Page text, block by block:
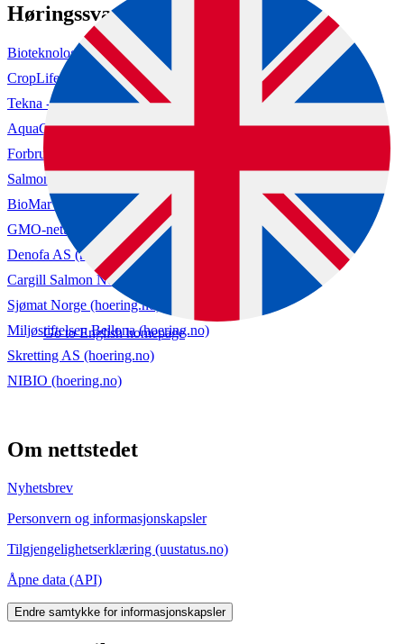
Go to English homepage
Høringssvar
Bioteknologirådet (hoering.no)
CropLife Europe (hoering.no)
Tekna - Teknisk-naturvitenskapelig forening (hoering.no)
AquaGen AS (hoering.no)
Forbrukerrådet (hoering.no)
Salmon Group As (hoering.no)
BioMar AS (hoering.no)
GMO-nettverket (hoering.no)
Denofa AS (hoering.no)
Cargill Salmon Norge (hoering.no)
Sjømat Norge (hoering.no)
Miljøstiftelsen Bellona (hoering.no)
Skretting AS (hoering.no)
NIBIO (hoering.no)
Om nettstedet
Nyhetsbrev
Personvern og informasjonskapsler
Tilgjengelighetserklæring (uustatus.no)
Åpne data (API)
Endre samtykke for informasjonskapsler